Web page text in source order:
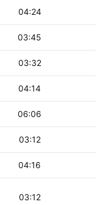
04:24
03:45
03:32
04:14
06:06
03:12
04:16
03:12